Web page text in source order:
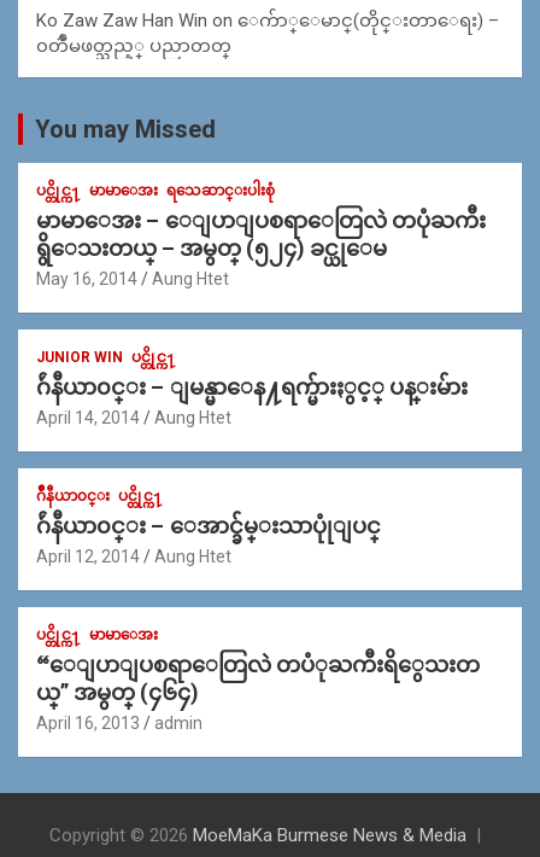
Ko Zaw Zaw Han Win on ေက်ာ္ေမာင္(တိုင္းတာေရး) –
၀တၳဳမဖတ္သည့္ ပညာတတ္
You may Missed
ပင္တိုင္က႑ မာမာေအး ရသေဆာင္းပါးစုံ
မာမာေအး – ေျပာျပစရာေတြလဲ တပုံႀကီး
ရွိေသးတယ္ – အမွတ္ (၅၂၄) ခင္ယုေမ
May 16, 2014 Aung Htet
JUNIOR WIN ပင္တိုင္က႑
ဂ်ဴနီယာ၀င္း – ျမန္မာေန႔ရက္မ်ားႏွင့္ ပန္းမ်ား
April 14, 2014 Aung Htet
ဂ်ဳနီယာ၀င္း ပင္တိုင္က႑
ဂ်ဴနီယာ၀င္း – ေအာင္ခ်မ္းသာပုုံျပင္
April 12, 2014 Aung Htet
ပင္တိုင္က႑ မာမာေအး
“ေျပာျပစရာေတြလဲ တပံုႀကီးရိွေသးတ
ယ္” အမွတ္ (၄၆၄)
April 16, 2013 admin
Copyright © 2026 MoeMaKa Burmese News & Media